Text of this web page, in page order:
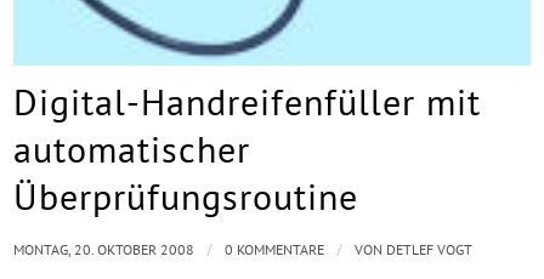
Digital-Handreifenfüller mit
automatischer
Überprüfungsroutine
MONTAG, 20. OKTOBER 2008 / 0 KOMMENTARE / VON DETLEF VOGT